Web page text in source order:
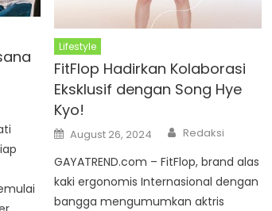
Lifestyle
FitFlop Hadirkan Kolaborasi
Eksklusif dengan Song Hye
Kyo!
Posted
on
August 26, 2024 Author
Redaksi
GAYATREND.com – FitFlop, brand alas
kaki ergonomis Internasional dengan
bangga mengumumkan aktris